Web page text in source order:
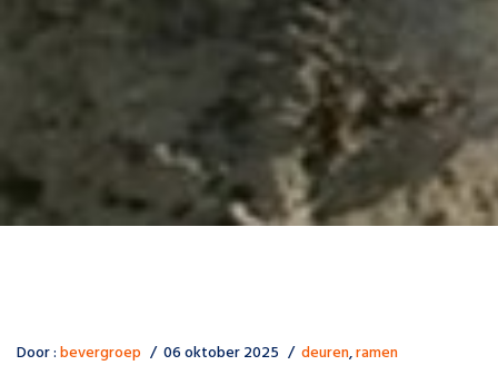
Door :bevergroep 06 oktober 2025 deuren,ramen